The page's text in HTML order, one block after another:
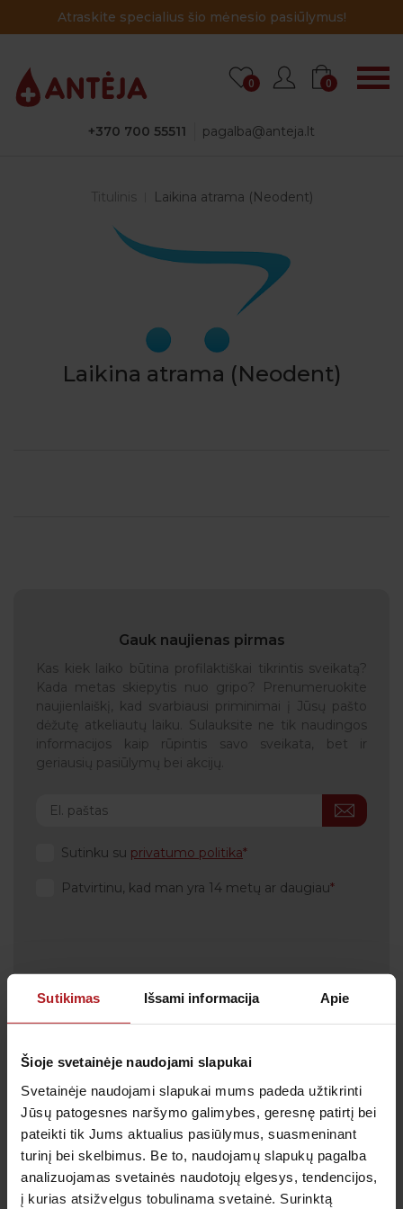
Sutikimas Išsami informacija Apie
Šioje svetainėje naudojami slapukai
Svetainėje naudojami slapukai mums padeda užtikrinti
Jūsų patogesnes naršymo galimybes, geresnę patirtį bei
pateikti tik Jums aktualius pasiūlymus, suasmeninant
turinį bei skelbimus. Be to, naudojamų slapukų pagalba
analizuojamas svetainės naudotojų elgesys, tendencijos,
į kurias atsižvelgus tobulinama svetainė. Surinktą
Atraskite specialius šio mėnesio pasiūlymus!
+370 700 55511 pagalba@anteja.lt
0 0
Titulinis Laikina atrama (Neodent)
Laikina atrama (Neodent)
Gauk naujienas pirmas
Kas kiek laiko būtina profilaktiškai tikrintis sveikatą?
Kada metas skiepytis nuo gripo? Prenumeruokite
naujienlaiškį, kad svarbiausi priminimai į Jūsų pašto
dėžutę atkeliautų laiku. Sulauksite ne tik naudingos
informacijos kaip rūpintis savo sveikata, bet ir
geriausių pasiūlymų bei akcijų.
Sutinku su privatumo politika
Patvirtinu, kad man yra 14 metų ar daugiau
Klientų aptarnavimas
Tel.:+370 700 55 511
apmokestinami pagal Jūsų ryšio operatoriaus
taikomą tarifą.
El. paštas:pagalba@anteja.lt
Darbo laikas:
I-V 7:00 – 19:00